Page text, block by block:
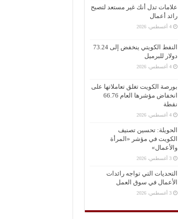
علامات تدل أنك غير مستعد لتصبح
رائد أعمال
4 أغسطس، 2026
النفط الكويتي ينخفض إلى 73.24
دولار للبرميل
4 أغسطس، 2026
بورصة الكويت تغلق تعاملاتها على
انخفاض مؤشرها العام 66.76
نقطة
4 أغسطس، 2026
الحويلة: تحسين تصنيف
الكويت في مؤشر «المرأة
والأعمال»
3 أغسطس، 2026
التحديات التي تواجه رائدات
الأعمال في سوق العمل
3 أغسطس، 2026